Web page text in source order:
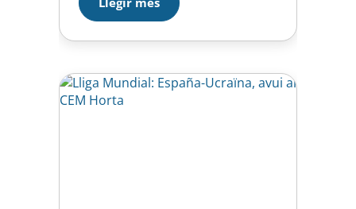
Natació Atlètic Barceloneta es
disputaran la tercera i la quarta
posició. A les 11:30h es jugarà la